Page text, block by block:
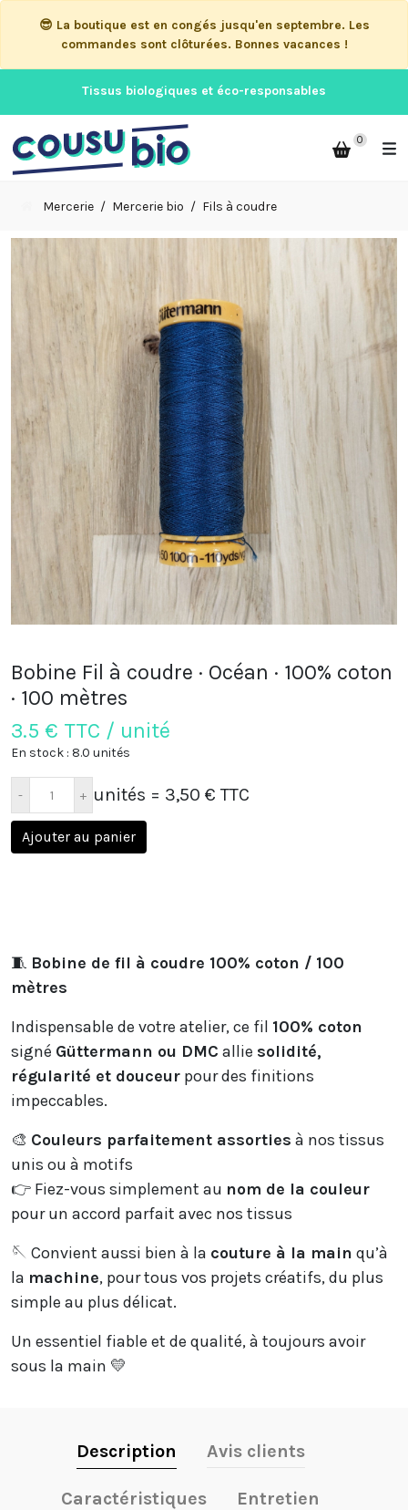
😎 La boutique est en congés jusqu'en septembre. Les
commandes sont clôturées. Bonnes vacances !
Tissus biologiques et éco-responsables
0
Mercerie Mercerie bio Fils à coudre
Bobine Fil à coudre · Océan · 100% coton
· 100 mètres
3.5 € TTC / unité
En stock : 8.0 unités
unités = 3,50 € TTC
Ajouter au panier
🧵 Bobine de fil à coudre 100% coton / 100
mètres
Indispensable de votre atelier, ce fil 100% coton
signé Güttermann ou DMC allie solidité,
régularité et douceur pour des finitions
impeccables.
🎨 Couleurs parfaitement assorties à nos tissus
unis ou à motifs
👉 Fiez-vous simplement au nom de la couleur
pour un accord parfait avec nos tissus
🪡 Convient aussi bien à la couture à la main qu’à
la machine, pour tous vos projets créatifs, du plus
simple au plus délicat.
Un essentiel fiable et de qualité, à toujours avoir
sous la main 💛
Description Avis clients
Caractéristiques Entretien